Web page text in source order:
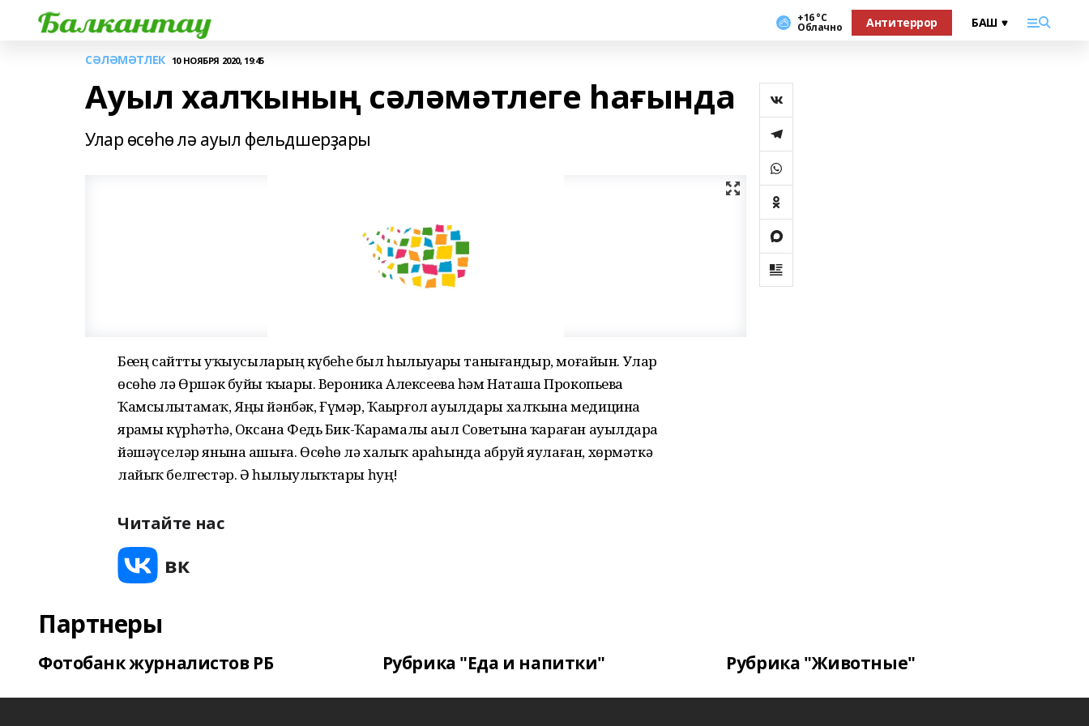
+16 °С
Облачно Антитеррор
СӘЛӘМӘТЛЕК 10 НОЯБРЯ 2020, 19:45
Ауыл халҡының сәләмәтлеге һағында
Улар өсөһө лә ауыл фельдшерҙары
Беҙҙең сайтты уҡыусыларҙың күбеһе был һылыуҙарҙы танығандыр, моғайын. Улар
өсөһө лә Өршәк буйы ҡыҙҙары. Вероника Алексеева һәм Наташа Прокопьева
Ҡамсылытамаҡ, Яңы йәнбәк, Ғүмәр, Ҡаҙырғол ауылдары халҡына медицина
ярҙамы күрһәтһә, Оксана Федь Бик-Ҡарамалы аыл Советына ҡараған ауылдарҙа
йәшәүселәр янына ашыға. Өсөһө лә халыҡ араһында абруй яулаған, хөрмәткә
лайыҡ белгестәр. Ә һылыулыҡтары һуң!
Читайте нас
Партнеры
Фотобанк журналистов РБ Рубрика "Еда и напитки" Рубрика "Животные"